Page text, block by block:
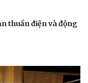
thuần điện và động